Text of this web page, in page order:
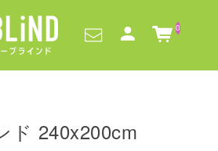
0
ド 240x200cm